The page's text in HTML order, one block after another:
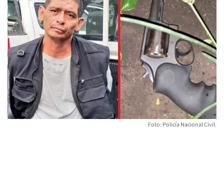
Foto: Policía Nacional Civil.